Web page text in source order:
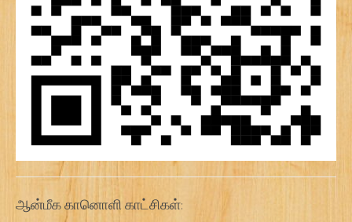
ஆன்மீக கானொளி காட்சிகள்: